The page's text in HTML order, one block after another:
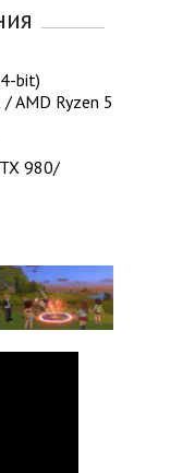
bit)
AMD Ryzen 5
980/